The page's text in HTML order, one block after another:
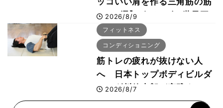
トレ6選】ボディビル世界王
者が解説！
2026/8/9
フィットネス
コンディショニング
筋トレの疲れが抜けない人
へ 日本トップボディビルダ
ー・刈川啓志郎が実践する
「回復習慣」
2026/8/7